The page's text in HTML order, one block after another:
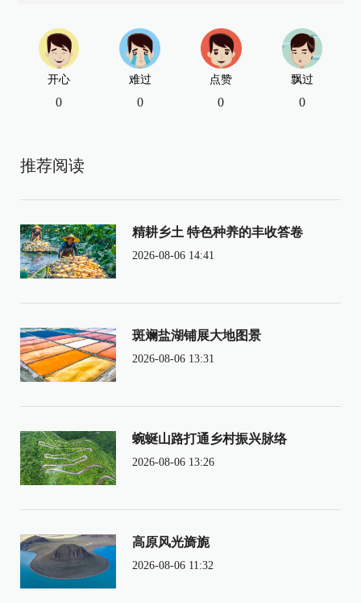
开心
0
难过
0
点赞
0
飘过
0
推荐阅读
精耕乡土 特色种养的丰收答卷
2026-08-06 14:41
斑斓盐湖铺展大地图景
2026-08-06 13:31
蜿蜒山路打通乡村振兴脉络
2026-08-06 13:26
高原风光旖旎
2026-08-06 11:32